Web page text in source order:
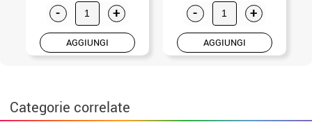
- +
AGGIUNGI
- +
AGGIUNGI
Categorie correlate